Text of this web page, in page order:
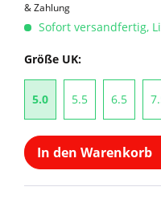
& Zahlung
Sofort versandfertig,
Größe UK:
5.0 5.5 6.5
In den Warenkorb